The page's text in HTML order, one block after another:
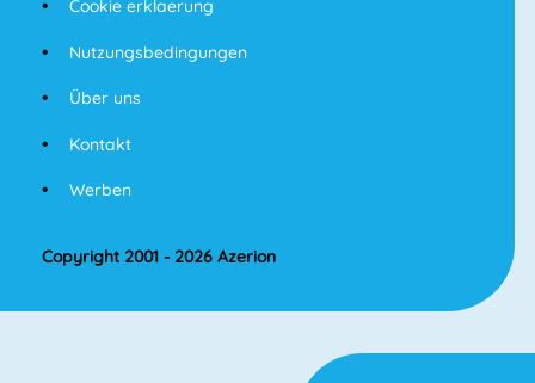
Cookie erklaerung
Nutzungsbedingungen
Über uns
Kontakt
Werben
Copyright 2001 - 2026 Azerion